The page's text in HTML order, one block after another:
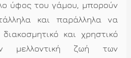
ύφος του γάμου, μπορούν
και παράλληλα να
και χρηστικό
μελλοντική ζωή των